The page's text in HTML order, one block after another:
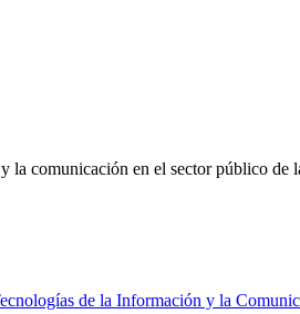
la comunicación en el sector público
de la Información y la